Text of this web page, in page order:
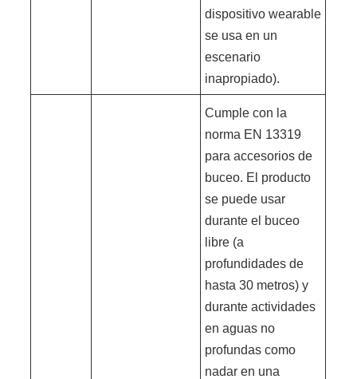
dispositivo wearable
se usa en un
escenario
inapropiado).
Cumple con la
norma EN 13319
para accesorios de
buceo. El producto
se puede usar
durante el buceo
libre (a
profundidades de
hasta 30 metros) y
durante actividades
en aguas no
profundas como
nadar en una